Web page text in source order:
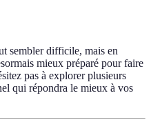
sembler difficile, mais en
mieux préparé pour faire
pas à explorer plusieurs
qui répondra le mieux à vos